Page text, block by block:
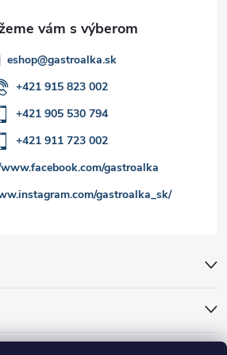
eshop@gastroalka.sk
+421 915 823 002
+421 905 530 794
+421 911 723 002
gastroalka
gastroalka_sk/